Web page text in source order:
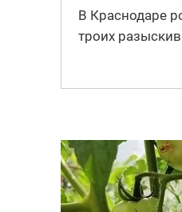
В Краснодаре
троих